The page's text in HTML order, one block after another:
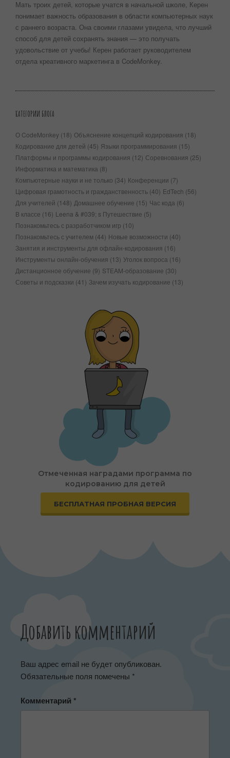
Мать троих детей, которые учатся в начальной школе, Керен
понимает важность образования в области компьютерных наук
с раннего возраста. Она своими глазами увидела, что лучший
способ для детей сохранять знания — это получать
удовольствие от учебы! Керен работает руководителем
отдела креативного маркетинга в CodeMonkey.
КАТЕГОРИИ БЛОГА
О CodeMonkey (18) Объяснение концепций кодирования (18)
Кодирование для детей (45) Языки программирования (15)
Платформы и программы кодирования (12) Соревнования (25)
Информатика и математика (8)
Компьютерные науки и не только (34) Конференции (7)
Цифровая грамотность и гражданственность (40) EdTech (56)
Для учителей (148) Домашнее обучение (15) Час кода (6)
В классе (16) Leena & #039; s Путешествие (5)
Познакомьтесь с разработчиком игр (10)
Познакомьтесь с учителем (44) Новые возможности (40)
Занятия и инструменты для офлайн-кодирования (16)
Инструменты онлайн-обучения (13) Уголок вопроса (16)
Дистанционное обучение (9) STEAM-образование (30)
Советы и подсказки (41) Зачем изучать кодирование (13)
Отмеченная наградами программа по
кодированию для детей
БЕСПЛАТНАЯ ПРОБНАЯ ВЕРСИЯ
Добавить комментарий
Ваш адрес email не будет опубликован.
Обязательные поля помечены *
Комментарий *